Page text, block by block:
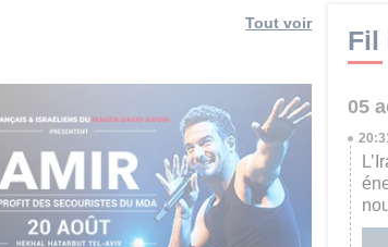
Tout voir
Fil
05
20:31